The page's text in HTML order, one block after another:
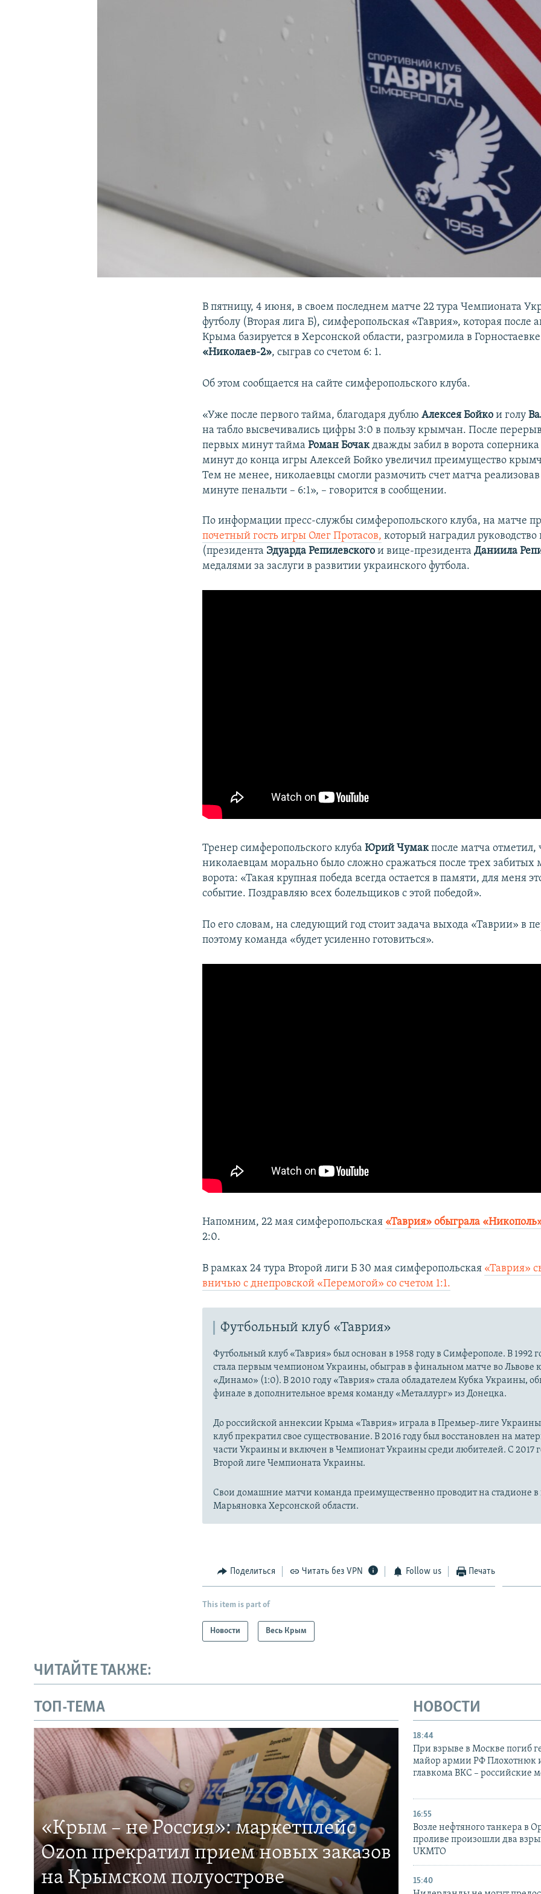
В пятницу, 4 июня, в своем последнем матче 22 тура Чемпионата
футболу (Вторая лига Б), симферопольская «Таврия», которая после
Крыма базируется в Херсонской области, разгромила в
«Николаев-2», сыграв со счетом 6: 1.
Об этом сообщается на сайте симферопольского клуба.
«Уже после первого тайма, благодаря дублю Алексея Бойко и голу
на табло высвечивались цифры 3:0 в пользу крымчан. После
первых минут тайма Роман Бочакдважды забил в ворота
минут до конца игры Алексей Бойко увеличил преимущество
Тем не менее, николаевцы смогли размочить счет матча
минуте пенальти – 6:1», – говорится в сообщении.
По информации пресс-службы симферопольского клуба, на матче
почетный гость игры Олег Протасов, который наградил руководство
(президента Эдуарда Репилевскогои вице-президентаДаниила
медалями за заслуги в развитии украинского футбола.
Тренер симферопольского клубаЮрий Чумакпосле матча отметил,
николаевцам морально было сложно сражаться после трех забитых
ворота: «Такая крупная победа всегда остается в памяти, для меня
событие. Поздравляю всех болельщиков с этой победой».
По его словам, на следующий год стоит задача выхода «Таврии» в
поэтому команда «будет усиленно готовиться».
Напомним, 22 мая симферопольская «Таврия» обыграла
2:0.
В рамках 24 тура Второй лиги Б 30 мая симферопольская «Таврия»
вничью с днепровской «Перемогой» со счетом 1:1.
Футбольный клуб «Таврия»
Футбольный клуб «Таврия» был основан в 1958 году в Симферополе. В 1992
стала первым чемпионом Украины, обыграв в финальном матче во Львове
«Динамо» (1:0). В 2010 году «Таврия» стала обладателем Кубка Украины,
финале в дополнительное время команду «Металлург» из Донецка.
До российской аннексии Крыма «Таврия» играла в Премьер-лиге Украины.
клуб прекратил свое существование. В 2016 году был восстановлен на
части Украины и включен в Чемпионат Украины среди любителей. С 2017
Второй лиге Чемпионата Украины.
Свои домашние матчи команда преимущественно проводит на стадионе в
Марьяновка Херсонской области.
Поделиться Читать без VPN Follow us Печать
This item is part of
Новости Весь Крым
ЧИТАЙТЕ ТАКЖЕ:
ТОП-ТЕМА
«Крым – не Россия»: маркетплейс
Ozon прекратил прием новых заказов
на Крымском полуострове
НОВОСТИ
18:44
При взрыве в Москве погиб
майор армии РФ Плохотнюк
главкома ВКС – российские
16:55
Возле нефтяного танкера в
проливе произошли два
UKMTO
15:40